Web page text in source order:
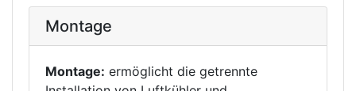
Montage
Montage: ermöglicht die getrennte